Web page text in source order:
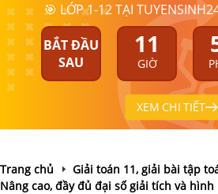
🎯 LỚP 1-12 TẠI
BẮT ĐẦU
SAU
11
GIỜ
XEM CHI TIẾT
Trang chủ
Giải toán 11, giải bài tập
Nâng cao, đầy đủ đại số giải tích và hình